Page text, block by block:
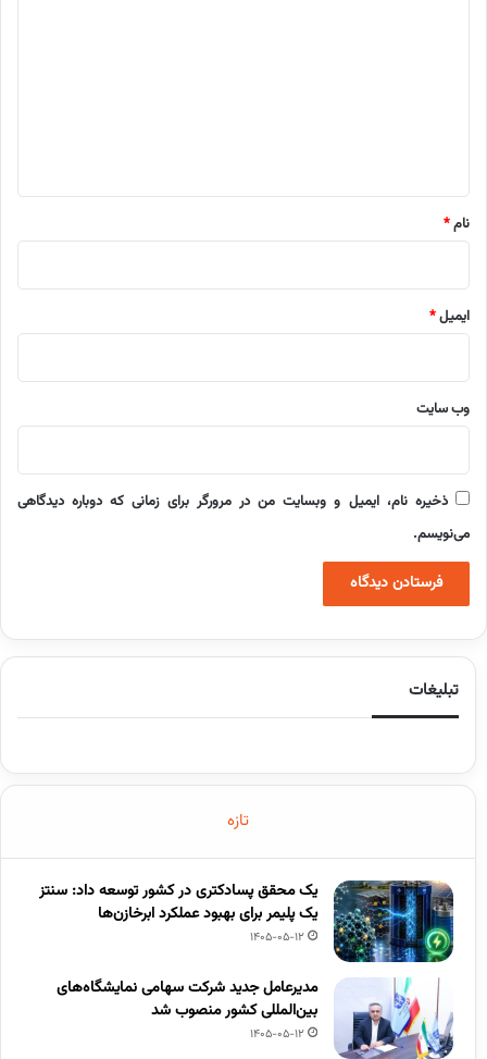
نام*
ایمیل*
وب‌ سایت
ذخیره نام، ایمیل و وبسایت من در مرورگر برای زمانی که دوباره دیدگاهی
می‌نویسم.
تبلیغات
تازه
یک محقق پسادکتری در کشور توسعه داد: سنتز
یک پلیمر برای بهبود عملکرد ابرخازن‌ها
1405-05-12
مدیرعامل جدید شرکت سهامی نمایشگاه‌های
بین‌المللی کشور منصوب شد
1405-05-12